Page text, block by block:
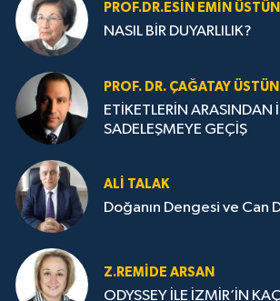
PROF.DR.ESIN EMIN ÜSTÜN
NASIL BİR DUYARLILIK?
PROF. DR. ÇAĞATAY ÜSTÜN
ETİKETLERİN ARASINDAN
SADELEŞMEYE GEÇİŞ
ALI TALAK
Doğanın Dengesi ve Can
Z.REMIDE ARSAN
ODYSSEY İLE İZMİR’İN